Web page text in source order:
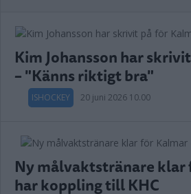
Kim Johansson har
– "Känns riktigt bra"
ISHOCKEY 20 juni 2026 10.00
Ny målvaktstränare klar
har koppling till KHC